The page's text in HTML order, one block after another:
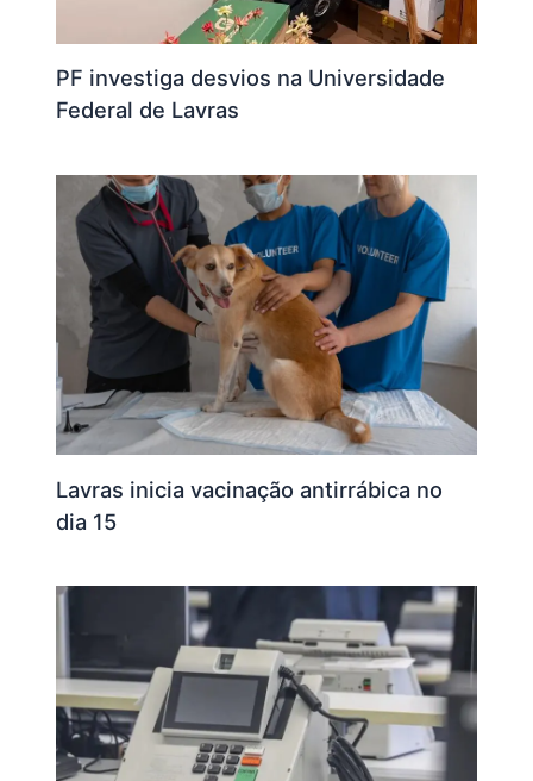
PF investiga desvios na Universidade
Federal de Lavras
Lavras inicia vacinação antirrábica no
dia 15